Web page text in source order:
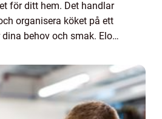
för ditt hem. Det handlar
organisera köket på ett
behov och smak. Elon